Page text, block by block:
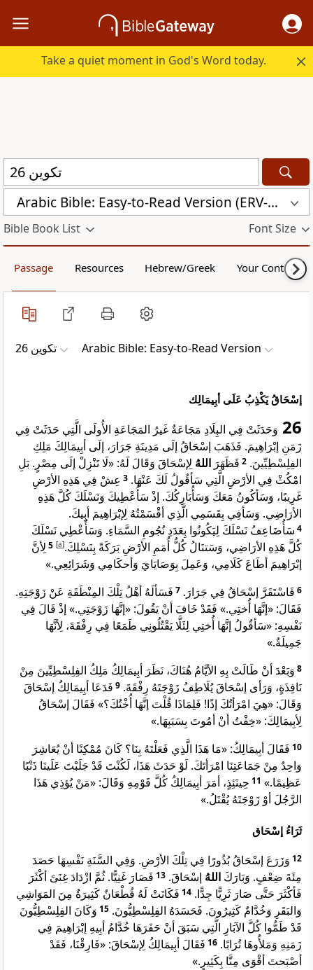
Take a quiet moment in God's Word today.
Arabic Bible: Easy-to-Read Version (ERV-AR)
Bible Book List Font Size
Passage Resources Hebrew/Greek Your Content
ﺗﻜﻮﻳﻦ 26 Arabic Bible: Easy-to-Read Version
إسْحَاقُ يَكْذِبُ عَلَى أبِيمَالِك
26 وَحَدَثَتْ فِي البِلَادِ مَجَاعَةٌ غَيرُ المَجَاعَةِ الأُولَى الَّتِي حَدَثَتْ فِي
زَمَنِ إبْرَاهِيمَ. فَذَهَبَ إسْحَاقُ إلَى مَدِينَةِ جَرَارَ، إلَى أبِيمَالِكَ مَلِكِ
الفِلِسْطِيِّينَ. 2 فَظَهَرَ اللهُ لِإسْحَاقَ وَقَالَ لَهُ: «لَا تَنْزِلْ إلَى مِصْرٍ. بَلِ
امْكُثْ فِي الأرْضِ الَّتِي سَأقُولُ لَكَ عَنْهَا. 3 عِشْ فِي هَذِهِ الأرْضِ
غَرِيبًا، وَسَأكُونُ مَعَكَ وَسَأُبَارِكُكَ. إذْ سَأُعْطِيكَ وَنَسْلَكَ كُلَّ هَذِهِ
الأرَاضِي. وَسَأفِي بِقَسَمِي الَّذِي أقْسَمْتُهُ لِإبْرَاهِيمَ أبِيكَ.
4 سَأُضَاعِفُ نَسْلَكَ لِيَكُونُوا بِعَدَدِ نُجُومِ السَّمَاءِ. وَسَأُعْطِي نَسْلَكَ
كُلَّ هَذِهِ الأرَاضِي، وَسَتنَالُ كُلُّ أُمَمِ الأرْضِ بَرَكَةً بِنَسْلِكَ.[
a
]
5 لِأنَّ
إبْرَاهِيمَ أطَاعَ كَلَامِي، وَعَمِلَ بِوَصَايَايَ وَأحكَامِي وَشَرَائِعِي.»
6 فَاسْتَقَرَّ إسْحَاقُ فِي جَرَارَ. 7 فَسَألَهُ أهْلُ تِلْكَ المِنْطَقَةِ عَنْ زَوْجَتِهِ.
فَقَالَ: «إنَّهَا أُختِي.» فَقَدْ خَافَ أنْ يَقُولَ: «إنَّهَا زَوْجَتِي.» إذْ قَالَ فِي
نَفْسِهِ: «سَأقُولُ إنَّهَا أُختِي لِئَلَّا يَقْتُلُونِي طَمَعًا فِي رِفْقَةَ، لِأنَّهَا
جَمِيلَةٌ.»
8 وَبَعْدَ أنْ طَالَتْ بِهِ الأيَّامُ هُنَاكَ، نَظَرَ أبِيمَالِكُ مَلِكُ الفِلِسْطِيِّينَ مِنْ
نَافِذَةٍ، وَرَأى إسْحَاقَ يُلَاطِفُ زَوْجَتَهُ رِفْقَةَ. 9 فَدَعَا أبِيمَالِكُ إسْحَاقَ
وَقَالَ: «هِيَ امْرَأتُكَ إذًا! فَلِمَاذَا قُلْتَ إنَّهَا أُخْتُكَ؟» فَقَالَ إسْحَاقُ
لِأبِيمَالِكَ: «خِفْتُ أنْ أمُوتَ بِسَبَبِهَا.»
10 فَقَالَ أبِيمَالِكُ: «مَا هَذَا الَّذِي فَعَلْتَهُ بِنَا؟ كَانَ مُمْكِنًا أنْ يُعَاشِرَ
وَاحِدٌ مِنْ جَمَاعَتِنَا امْرَأتَكَ. لَوْ حَدَثَ هَذَا، لَكُنْتَ قَدْ جَلَبْتَ عَلَينَا ذَنْبًا
عَظِيمًا.» 11 حِينَئِذٍ، أمَرَ أبِيمَالِكُ كُلَّ قَوْمِهِ وَقَالَ: «مَنْ يُؤذِي هَذَا
الرَّجُلَ أوْ زَوْجَتَهُ يُقْتَلُ.»
ثَرَاءُ إسْحَاق
12 وَزَرَعَ إسْحَاقُ بُذُورًا فِي تِلْكَ الأرْضِ. وَفِي السَّنَةِ نَفْسِهَا حَصَدَ
مِئَةَ ضِعْفٍ. وَبَارَكَ اللهُ إسْحَاقَ. 13 فَصَارَ غَنِيًّا. ثُمَّ ازْدَادَ غِنَىً أكْثَرَ
فَأكْثَرَ حَتَّى صَارَ ثَرِيًّا جِدًّا. 14 فَكَانَتْ لَهُ قُطْعَانٌ كَثِيرَةٌ مِنَ المَوَاشِي
وَالبَقَرِ وَخُدَّامٌ كَثِيرُونَ. فَحَسَدَهُ الفِلِسْطِيُّونَ. 15 وَكَانَ الفِلِسْطِيُّونَ
قَدْ طَمُّوا كُلَّ الآبَارِ الَّتِي سَبَقَ أنْ حَفَرَهَا خُدَّامُ أبِيهِ إبْرَاهِيمَ فِي
زَمَنِهِ وَمَلأُوهَا تُرَابًا. 16 فَقَالَ أبِيمَالِكُ لِإسْحَاقَ: «فَارِقْنَا، فَقَدْ
أصْبَحتَ أقْوَى مِنَّا بِكَثِيرٍ.»